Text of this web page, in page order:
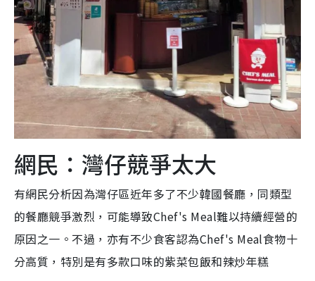
網民：灣仔競爭太大
有網民分析因為灣仔區近年多了不少韓國餐廳，同類型
的餐廳競爭激烈，可能導致Chef's Meal難以持續經營的
原因之一。不過，亦有不少食客認為Chef's Meal食物十
分高質，特別是有多款口味的紫菜包飯和辣炒年糕